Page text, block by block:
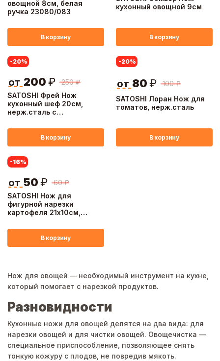
овощной 8см, белая
ручка 23080/083
В корзину
кухонный овощной 9см
В корзину
SATOSHI Фрей Нож
кухонный шеф 20см,
нерж.сталь с
покрытием
-20%
250 ₽
от 200 ₽
В корзину
SATOSHI Лоран Нож для
томатов, нерж.cталь
-20%
100 ₽
от 80 ₽
В корзину
SATOSHI Нож для
фигурной нарезки
картофеля 21х10см,
-16%
60 ₽
от 50 ₽
В корзину
Нож для овощей — необходимый инструмент на кухне,
который помогает с нарезкой продуктов.
Разновидности
Кухонные ножи для овощей делятся на два вида: для
нарезки овощей и для чистки овощей. Овощечистка —
специальное приспособление, позволяющее снять
тонкую кожуру с плодов, не повредив мякоть.